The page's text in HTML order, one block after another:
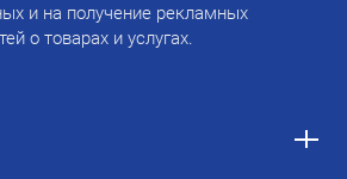
и на получение рекламных
о товарах и услугах.